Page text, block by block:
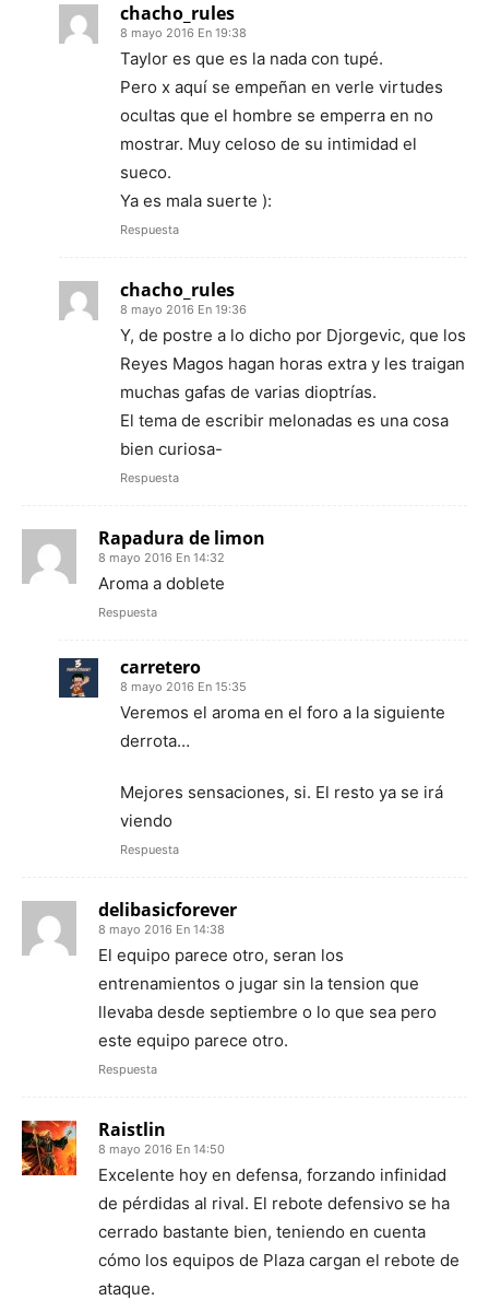
chacho_rules
8 mayo 2016 En 19:38
Taylor es que es la nada con tupé.
Pero x aquí se empeñan en verle virtudes
ocultas que el hombre se emperra en no
mostrar. Muy celoso de su intimidad el
sueco.
Ya es mala suerte ):
Respuesta
chacho_rules
8 mayo 2016 En 19:36
Y, de postre a lo dicho por Djorgevic, que los
Reyes Magos hagan horas extra y les traigan
muchas gafas de varias dioptrías.
El tema de escribir melonadas es una cosa
bien curiosa-
Respuesta
Rapadura de limon
8 mayo 2016 En 14:32
Aroma a doblete
Respuesta
carretero
8 mayo 2016 En 15:35
Veremos el aroma en el foro a la siguiente
derrota…
Mejores sensaciones, si. El resto ya se irá
viendo
Respuesta
delibasicforever
8 mayo 2016 En 14:38
El equipo parece otro, seran los
entrenamientos o jugar sin la tension que
llevaba desde septiembre o lo que sea pero
este equipo parece otro.
Respuesta
Raistlin
8 mayo 2016 En 14:50
Excelente hoy en defensa, forzando infinidad
de pérdidas al rival. El rebote defensivo se ha
cerrado bastante bien, teniendo en cuenta
cómo los equipos de Plaza cargan el rebote de
ataque.